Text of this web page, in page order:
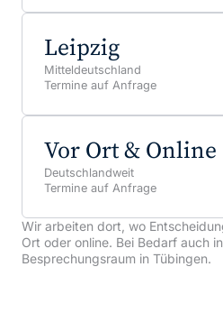
Leipzig
Mitteldeutschland
Termine auf Anfrage
Vor Ort & Online
Deutschlandweit
Termine auf Anfrage
Wir arbeiten dort, wo
Ort oder online. Bei Bedarf auch
Besprechungsraum in Tübingen.